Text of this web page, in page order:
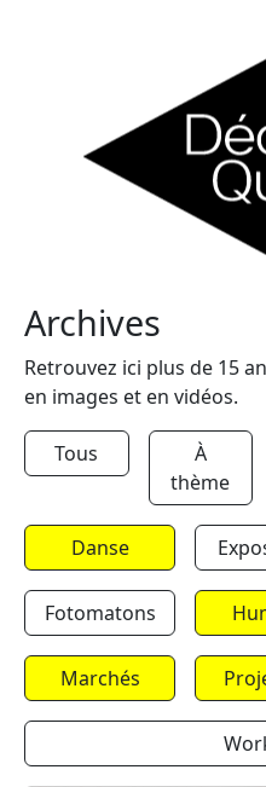
Archives
Retrouvez ici plus de 15
en images et en vidéos.
Tous
À
thème
Danse
Fotomatons
Marchés